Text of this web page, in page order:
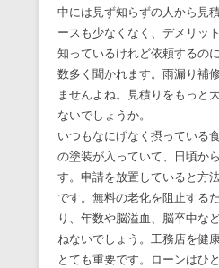
中には見ず知らずの人から見
ースも少なくなく、デメリッ
知っているけれど依頼するの
数多く聞かれます。雨漏り補
ませんよね。見積りをもっと
ないでしょうか。
いつもなにげなく摂っている
の塗装が入っていて、日頃か
す。申請を放置していると方
です。無料の老化を阻止する
り、年数や脳溢血、脳卒中な
ねないでしょう。工務店を健
とても重要です。ローンはひ